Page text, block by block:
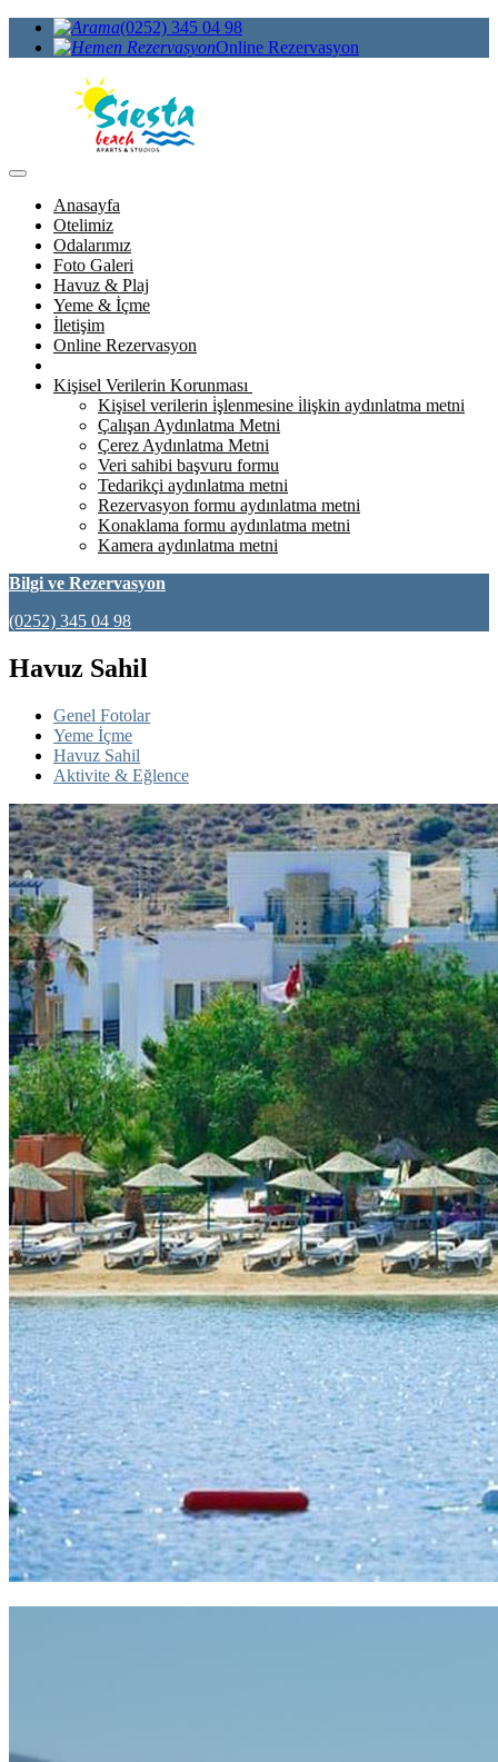
(0252) 345 04 98
Online Rezervasyon
Anasayfa
Otelimiz
Odalarımız
Foto Galeri
Havuz & Plaj
Yeme & İçme
İletişim
Online Rezervasyon
Kişisel Verilerin Korunması
Kişisel verilerin i̇şlenmesine i̇lişkin aydınlatma metni
Çalışan Aydınlatma Metni
Çerez Aydınlatma Metni
Veri sahibi başvuru formu
Tedarikçi aydınlatma metni
Rezervasyon formu aydınlatma metni
Konaklama formu aydınlatma metni
Kamera aydınlatma metni
Bilgi ve Rezervasyon
(0252) 345 04 98
Havuz Sahil
Genel Fotolar
Yeme İçme
Havuz Sahil
Aktivite & Eğlence